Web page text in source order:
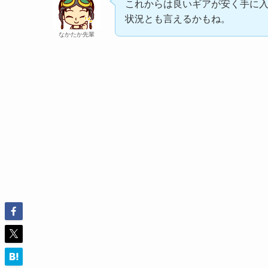
なかたか先輩
これからは良いギアが安く手に
状況とも言えるかもね。